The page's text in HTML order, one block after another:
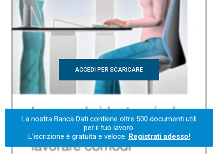
ACCEDI PER SCARICARE
La nostra Banca Dati contiene oltre 500 documenti utili
per il tuo lavoro.
L’iscrizione è gratuita e veloce. Registrati adesso!